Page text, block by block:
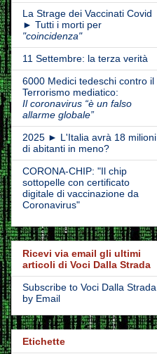
La Strage dei Vaccinati Covid
► Tutti i morti per
"coincidenza"
11 Settembre: la terza verità
6000 Medici tedeschi contro il
Terrorismo mediatico:
Il coronavirus “è un falso
allarme globale”
2025 ► L'Italia avrà 18 milioni
di abitanti in meno?
CORONA-CHIP: "Il chip
sottopelle con certificato
digitale di vaccinazione da
Coronavirus"
Ricevi via email gli ultimi
articoli di Voci Dalla Strada
Subscribe to Voci Dalla Strada
by Email
Etichette